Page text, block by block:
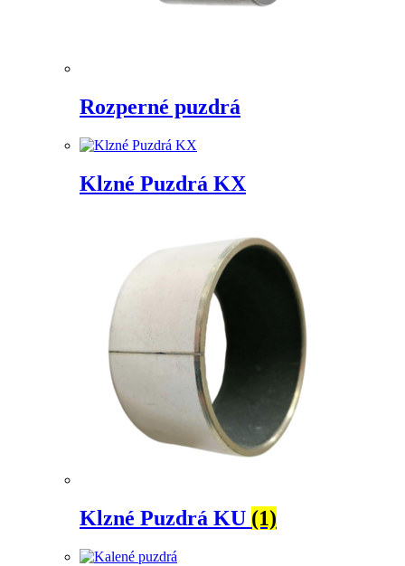
Rozperné puzdrá
Klzné Puzdrá KX
Klzné Puzdrá KU (1)